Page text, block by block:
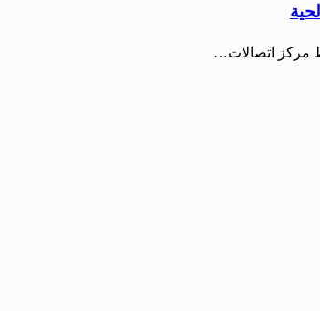
مركز اتصالات…